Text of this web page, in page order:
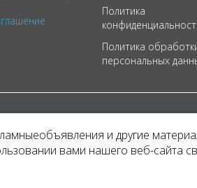
Политика
Политика
персональных
и другие
вами нашего веб-сайта